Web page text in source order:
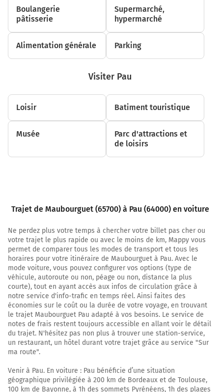
continuer sur 2,3 kilomètres
10,9 km
Tourner à droite sur La Mairie et continuer sur 140
14,6 km
Tourner légèrement à gauche sur Route de la Crète et
900 mètres
Tourner à droite sur D224 (Place de l'Église Saint-
Jacques) et continuer sur 35 mètres
17,3 km
Tourner à gauche sur D224 et continuer sur 3,1
kilomètres
17,3 km
Tourner à gauche sur D604 (Route du Vic Bilh) et
continuer sur 950 mètres
20,4 km
Tourner légèrement à droite sur Cami Dou Bos et
continuer sur 1,5 kilomètre
Boulangerie
pâtisserie
Supermarché,
hypermarché
Alimentation générale Parking
Visiter Pau
Loisir Batiment touristique
Musée
Parc d'attractions et
de loisirs
Trajet de Maubourguet (65700) à Pau (64000) en voiture
Ne perdez plus votre temps à chercher votre billet pas cher ou
votre trajet le plus rapide ou avec le moins de km, Mappy vous
permet de comparer tous les modes de transport et tous les
horaires pour votre itinéraire de Maubourguet à Pau. Avec le
mode voiture, vous pouvez configurer vos options (type de
véhicule, autoroute ou non, péage ou non, distance la plus
courte), tout en ayant accès aux infos de circulation grâce à
notre service d'info-trafic en temps réel. Ainsi faites des
économies sur le coût ou la durée de votre voyage, en trouvant
le trajet Maubourguet Pau adapté à vos besoins. Le service de
notes de frais restent toujours accessible en allant voir le détail
du trajet. N'hésitez pas non plus à trouver une station-service,
un restaurant, un hôtel durant votre trajet grâce au service "Sur
ma route".
Venir à Pau. En voiture : Pau bénéficie d’une situation
géographique privilégiée à 200 km de Bordeaux et de Toulouse,
100 km de Bayonne, à 1h des sommets Pyrénéens, 1h des plages